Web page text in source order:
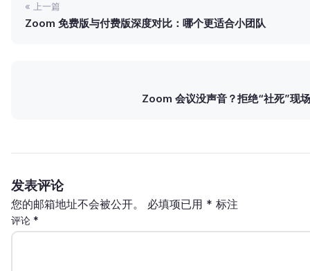
« 上一篇
Zoom 免费版与付费版深度对比：哪个更适合小团队
Zoom 会议没声音？拒绝“社死”现
发表评论
您的邮箱地址不会被公开。 必填项已用 * 标注
评论 *